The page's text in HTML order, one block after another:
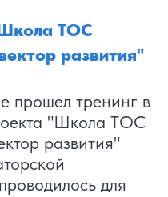
ТОС
развития"
прошел тренинг в
"Школа ТОС
развития"
для